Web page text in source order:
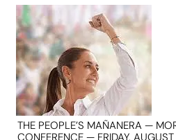
THE PEOPLE’S MAÑANERA —